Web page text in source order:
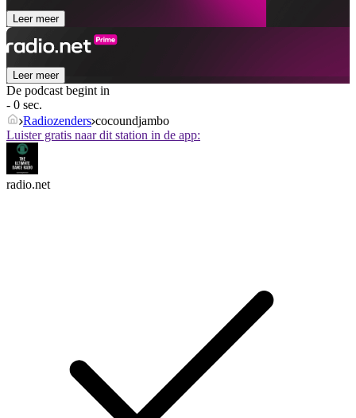
Leer meer
Leer meer
De podcast begint in
- 0 sec.
Radiozenders cocoundjambo
Luister gratis naar dit station in de app:
radio.net